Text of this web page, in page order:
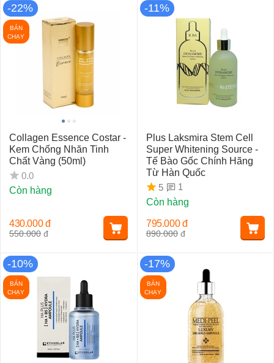
-22%
BÁN
CHẠY
Collagen Essence Costar -
Kem Chống Nhăn Tinh
Chất Vàng (50ml)
0.0
Còn hàng
550.000 đ
430.000 đ
-11%
Plus Laksmira Stem Cell
Super Whitening Source -
Tế Bào Gốc Chính Hãng
Từ Hàn Quốc
5
1
Còn hàng
890.000 đ
795.000 đ
-10%
BÁN
CHẠY
-17%
BÁN
CHẠY